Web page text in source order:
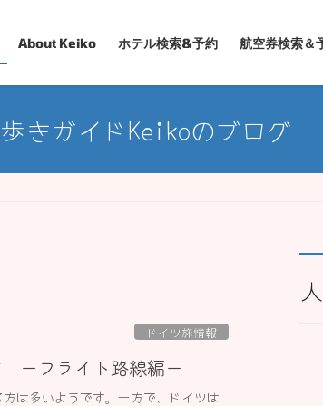
About Keiko ホテル検索&予約 航空券検索＆
きガイドKeikoのブログ
ドイツ旅情報
ーフライト路線編ー
は多いようです。一方で、ドイツは